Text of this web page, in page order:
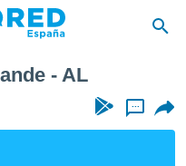
- AL
...